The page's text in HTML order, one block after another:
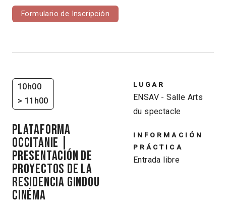
Formulario de Inscripción
LUGAR
ENSAV - Salle Arts
du spectacle
INFORMACIÓN
PRÁCTICA
Entrada libre
10h00
> 11h00
PLATAFORMA
OCCITANIE |
Presentación de
proyectos de la
Residencia Gindou
cinéma